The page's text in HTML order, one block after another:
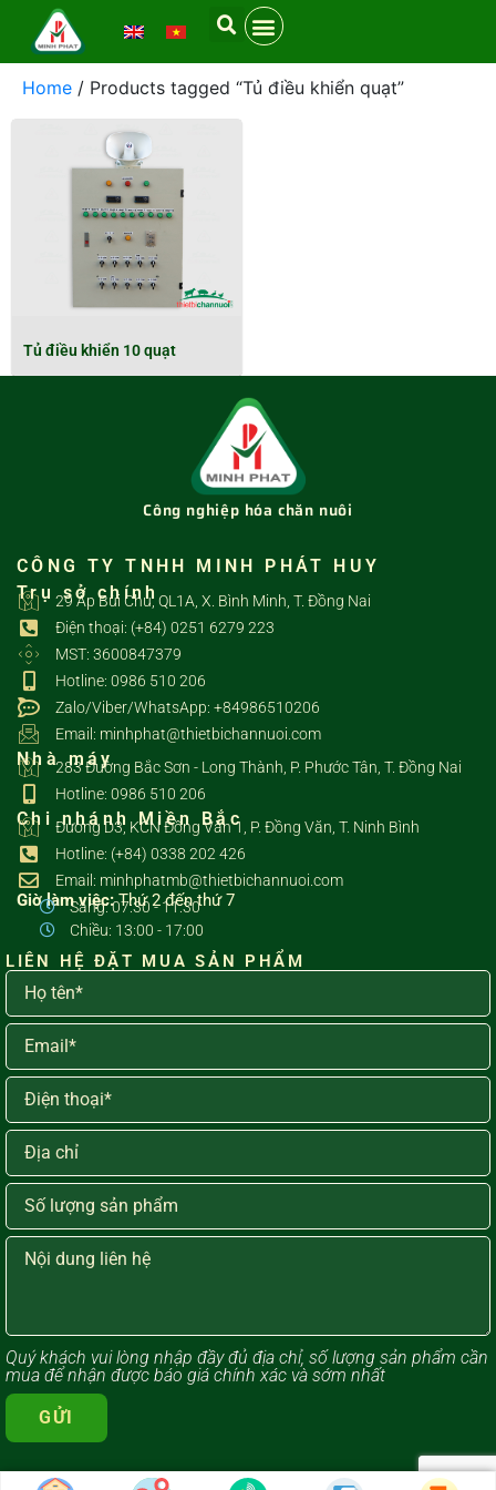
Home / Products tagged “Tủ điều khiển quạt”
Tủ điều khiển 10 quạt
Công nghiệp hóa chăn nuôi
CÔNG TY TNHH MINH PHÁT HUY
Trụ sở chính
29 Ấp Bùi Chu, QL1A, X. Bình Minh, T. Đồng Nai
Điện thoại: (+84) 0251 6279 223
MST: 3600847379
Hotline: 0986 510 206
Zalo/Viber/WhatsApp: +84986510206
Email: minhphat@thietbichannuoi.com
Nhà máy
283 Đường Bắc Sơn - Long Thành, P. Phước Tân, T. Đồng Nai
Hotline: 0986 510 206
Chi nhánh Miền Bắc
Đường D3, KCN Đồng Văn 1, P. Đồng Văn, T. Ninh Bình
Hotline: (+84) 0338 202 426
Email: minhphatmb@thietbichannuoi.com
Giờ làm việc:Thứ 2 đến thứ 7
Sáng: 07:30 - 11:30
Chiều: 13:00 - 17:00
LIÊN HỆ ĐẶT MUA SẢN PHẨM
Quý khách vui lòng ​nhập đầy đủ địa chỉ, số lượng sản phẩm cần
mua để nhận được báo giá chính xác và sớm nhất